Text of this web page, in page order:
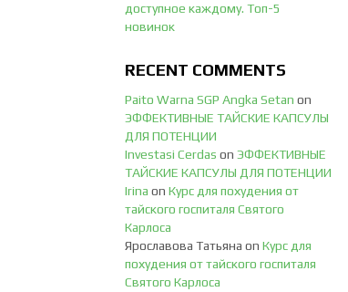
доступное каждому. Топ-5
новинок
RECENT COMMENTS
Paito Warna SGP Angka Setan on
ЭФФЕКТИВНЫЕ ТАЙСКИЕ КАПСУЛЫ
ДЛЯ ПОТЕНЦИИ
Investasi Cerdas on ЭФФЕКТИВНЫЕ
ТАЙСКИЕ КАПСУЛЫ ДЛЯ ПОТЕНЦИИ
Irina on Курс для похудения от
тайского госпиталя Святого
Карлоса
Ярославова Татьяна on Курс для
похудения от тайского госпиталя
Святого Карлоса